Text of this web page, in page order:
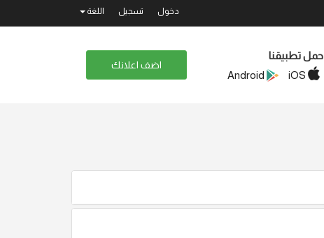
دخول تسجيل اللغة
حمل تطبيقنا
اضف اعلانك